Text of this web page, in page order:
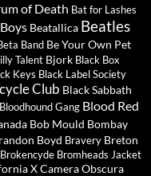
of Death Bat for Lashes
Beatallica Beatles
Band Be Your Own Pet
Talent Bjork Black Box
Keys Black Label Society
Club Black Sabbath
Bloodhound Gang Blood Red
Bob Mould Bombay
Boyd Bravery Breton
Brokencyde Bromheads Jacket
XCamera Obscura